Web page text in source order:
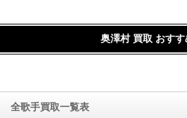
奥澤村 買取 おすす
全歌手買取一覧表